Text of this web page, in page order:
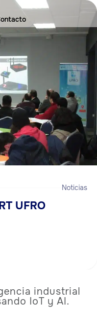
Noticias
UFRO
industrial
IoT y AI.